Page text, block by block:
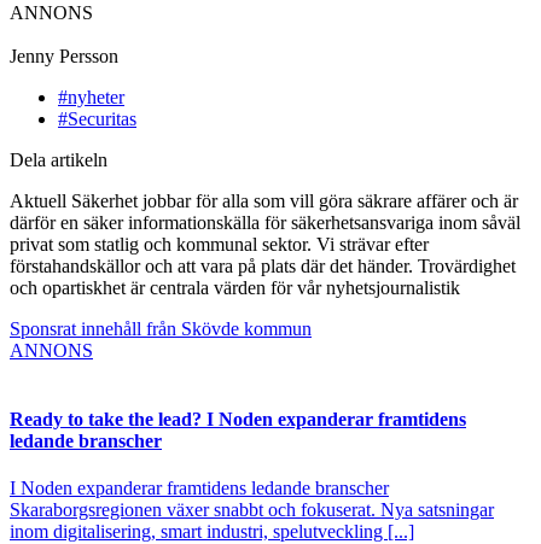
ANNONS
Jenny Persson
#nyheter
#Securitas
Dela artikeln
Aktuell Säkerhet jobbar för alla som vill göra säkrare affärer och är
därför en säker informationskälla för säkerhetsansvariga inom såväl
privat som statlig och kommunal sektor. Vi strävar efter
förstahandskällor och att vara på plats där det händer. Trovärdighet
och opartiskhet är centrala värden för vår nyhetsjournalistik
Sponsrat innehåll från Skövde kommun
ANNONS
Ready to take the lead? I Noden expanderar framtidens
ledande branscher
I Noden expanderar framtidens ledande branscher
Skaraborgsregionen växer snabbt och fokuserat. Nya satsningar
inom digitalisering, smart industri, spelutveckling [...]